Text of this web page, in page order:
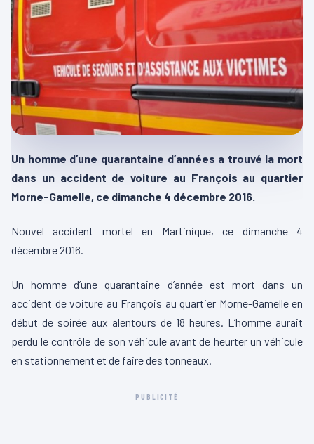
Un homme d’une quarantaine d’années a trouvé la mort
dans un accident de voiture au François au quartier
Morne-Gamelle, ce dimanche 4 décembre 2016.
Nouvel accident mortel en Martinique, ce dimanche 4
décembre 2016.
Un homme d’une quarantaine d’année est mort dans un
accident de voiture au François au quartier Morne-Gamelle en
début de soirée aux alentours de 18 heures. L’homme aurait
perdu le contrôle de son véhicule avant de heurter un véhicule
en stationnement et de faire des tonneaux.
PUBLICITÉ